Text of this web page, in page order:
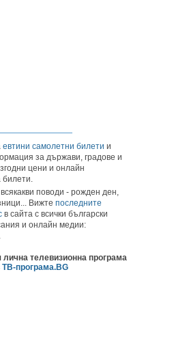
евтини самолетни билети и
за държави, градове и
цени и онлайн
билети.
поводи - рожден ден,
Вижте последните
в сайта с всички български
и онлайн медии:
.
телевизионна програма
ТВ-програма.BG